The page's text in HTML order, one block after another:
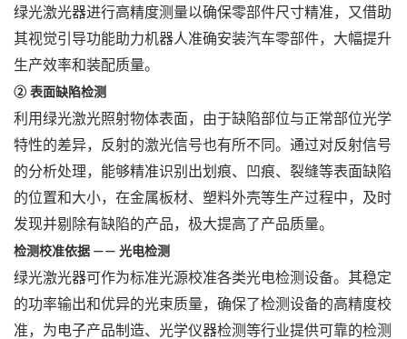
绿光激光器进行高精度测量以确保零部件尺寸精准，又借助
其视觉引导功能助力机器人准确安装汽车零部件，大幅提升
生产效率和装配质量。
② 表面缺陷检测
利用绿光激光照射物体表面，由于缺陷部位与正常部位光学
特性的差异，反射的激光信号也有所不同。通过对反射信号
的分析处理，能够精准识别出划痕、凹痕、裂缝等表面缺陷
的位置和大小，在金属板材、塑料外壳等生产过程中，及时
发现并剔除有缺陷的产品，极大提高了产品质量。
检测校准依据 —— 光电检测
绿光激光器可作为标准光源校准各类光电检测设备。其稳定
的功率输出和优异的光束质量，确保了检测设备的高精度校
准，为电子产品制造、光学仪器检测等行业提供可靠的检测